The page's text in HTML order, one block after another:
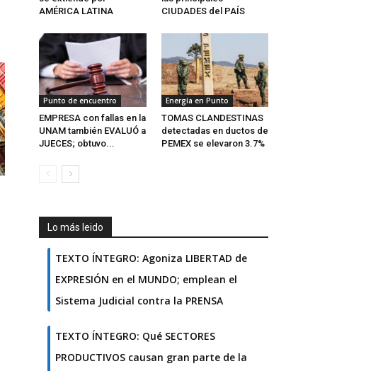
AMÉRICA LATINA
CIUDADES del PAÍS
Punto de encuentro
EMPRESA con fallas en la
UNAM también EVALUÓ a
JUECES; obtuvo...
Energía en Punto
TOMAS CLANDESTINAS
detectadas en ductos de
PEMEX se elevaron 3.7%
Lo más leido
TEXTO ÍNTEGRO: Agoniza LIBERTAD de
EXPRESIÓN en el MUNDO; emplean el
Sistema Judicial contra la PRENSA
TEXTO ÍNTEGRO: Qué SECTORES
PRODUCTIVOS causan gran parte de la